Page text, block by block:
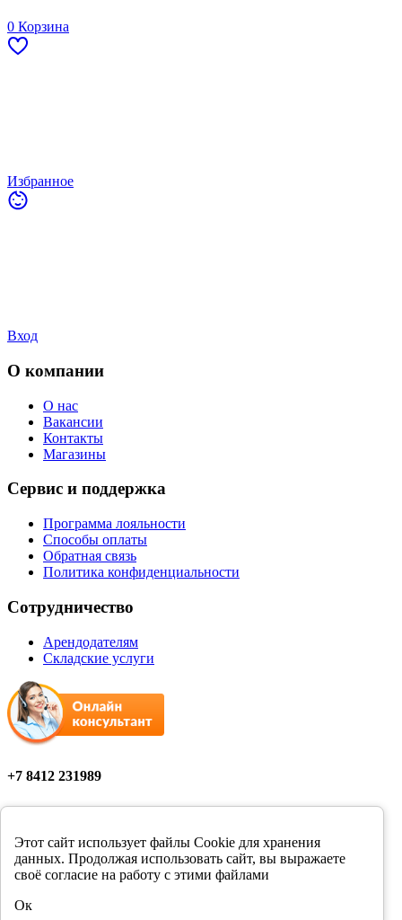
Этот сайт использует файлы Cookie для хранения
данных. Продолжая использовать сайт, вы выражаете
своё согласие на работу с этими файлами
Ок
0 Корзина
Избранное
Вход
О компании
О нас
Вакансии
Контакты
Магазины
Сервис и поддержка
Программа лояльности
Способы оплаты
Обратная связь
Политика конфиденциальности
Сотрудничество
Арендодателям
Складские услуги
+7 8412 231989
Мы в соцсетях
Цены в розничных магазинах Фортуна могут отличаться от
цен, указанных на сайте.